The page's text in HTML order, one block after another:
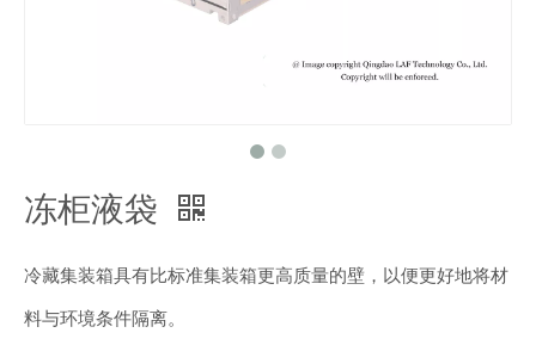
冻柜液袋
冷藏集装箱具有比标准集装箱更高质量的壁，以便更好地将材
料与环境条件隔离。